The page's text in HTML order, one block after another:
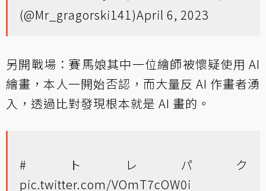
(@Mr_gragorski141)April 6, 2023
另開戰場：賽馬娘其中一位繪師被懷疑使用 AI
繪畫，本人一開始否認，而大量反 AI 作畫者湧
入，透過比對發現根本就是 AI 畫的。
#トレパク
pic.twitter.com/VOmT7cOW0i